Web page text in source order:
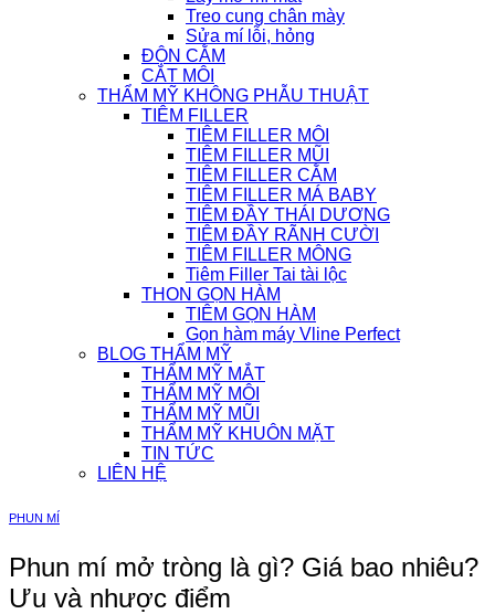
Treo cung chân mày
Sửa mí lỗi, hỏng
ĐỘN CẰM
CẮT MÔI
THẨM MỸ KHÔNG PHẪU THUẬT
TIÊM FILLER
TIÊM FILLER MÔI
TIÊM FILLER MŨI
TIÊM FILLER CẰM
TIÊM FILLER MÁ BABY
TIÊM ĐẦY THÁI DƯƠNG
TIÊM ĐẦY RÃNH CƯỜI
TIÊM FILLER MÔNG
Tiêm Filler Tai tài lộc
THON GỌN HÀM
TIÊM GỌN HÀM
Gọn hàm máy Vline Perfect
BLOG THẨM MỸ
THẨM MỸ MẮT
THẨM MỸ MÔI
THẨM MỸ MŨI
THẨM MỸ KHUÔN MẶT
TIN TỨC
LIÊN HỆ
PHUN MÍ
Phun mí mở tròng là gì? Giá bao nhiêu?
Ưu và nhược điểm